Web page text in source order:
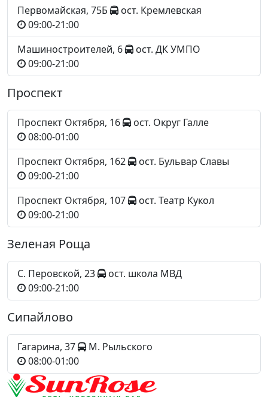
Первомайская, 75Б
ост. Кремлевская
09:00-21:00
Машиностроителей, 6
ост. ДК УМПО
09:00-21:00
Проспект
Проспект Октября, 16
ост. Округ Галле
08:00-01:00
Проспект Октября, 162
ост. Бульвар Славы
09:00-21:00
Проспект Октября, 107
ост. Театр Кукол
09:00-21:00
Зеленая Роща
С. Перовской, 23
ост. школа МВД
09:00-21:00
Сипайлово
Гагарина, 37
М. Рыльского
08:00-01:00